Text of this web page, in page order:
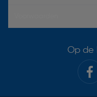
Op de